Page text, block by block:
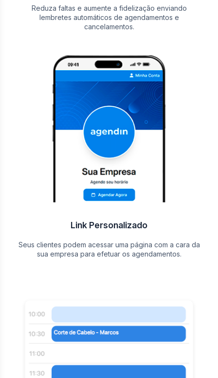
Reduza faltas e aumente a fidelização enviando
lembretes automáticos de agendamentos e
cancelamentos.
Link Personalizado
Seus clientes podem acessar uma página com a cara da
sua empresa para efetuar os agendamentos.